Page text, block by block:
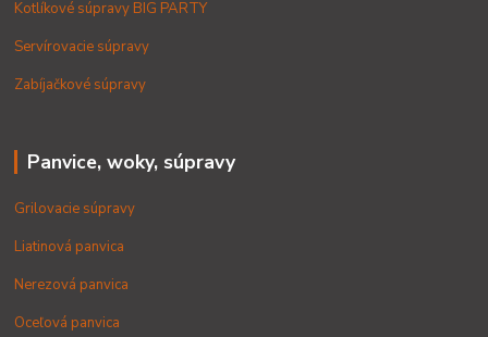
Kotlíkové súpravy BIG PARTY
Servírovacie súpravy
Zabíjačkové súpravy
Panvice, woky, súpravy
Grilovacie súpravy
Liatinová panvica
Nerezová panvica
Oceľová panvica